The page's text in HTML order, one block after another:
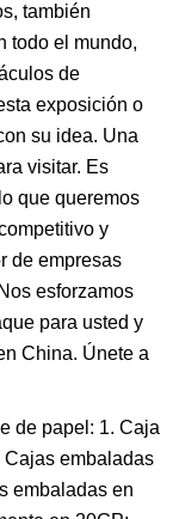
también
todo el mundo,
de
exposición o
su idea. Una
visitar. Es
que queremos
y
de empresas
esforzamos
para usted y
China. Únete a
de papel: 1. Caja
embaladas
embaladas en